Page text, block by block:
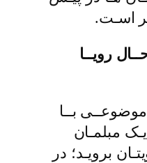
اسـت.
رویــا
بــا
مبلمـان
برویـد؛ در